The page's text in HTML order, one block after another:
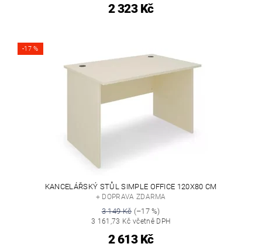
2 323 Kč
-17 %
KANCELÁŘSKÝ STŮL SIMPLE OFFICE 120X80 CM
+ DOPRAVA ZDARMA
3 149 Kč(–17 %)
3 161,73 Kč včetně DPH
2 613 Kč